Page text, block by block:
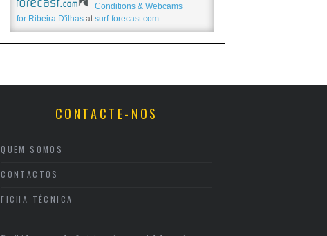
Conditions & Webcams
for Ribeira D'ilhas at surf-forecast.com.
CONTACTE-NOS
QUEM SOMOS
CONTACTOS
FICHA TÉCNICA